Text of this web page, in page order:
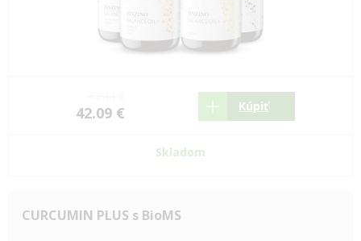
42.09 € Kúpiť
Skladom
CURCUMIN PLUS s BioMS